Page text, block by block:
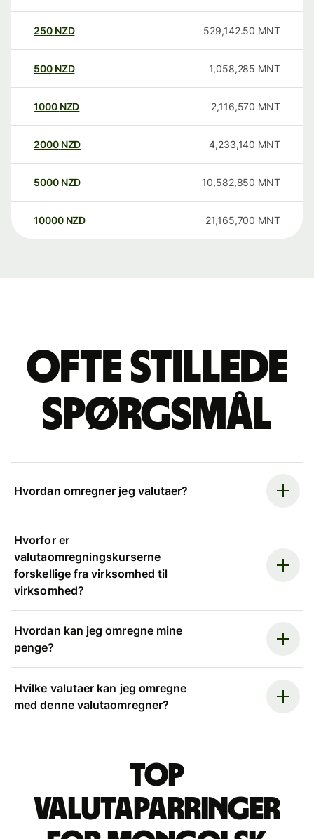
250 NZD 529,142.50 MNT
500 NZD 1,058,285 MNT
1000 NZD 2,116,570 MNT
2000 NZD 4,233,140 MNT
5000 NZD 10,582,850 MNT
10000 NZD 21,165,700 MNT
Ofte stillede
spørgsmål
Hvordan omregner jeg valutaer?
Hvorfor er
valutaomregningskurserne
forskellige fra virksomhed til
virksomhed?
Hvordan kan jeg omregne mine
penge?
Hvilke valutaer kan jeg omregne
med denne valutaomregner?
Top
valutaparringer